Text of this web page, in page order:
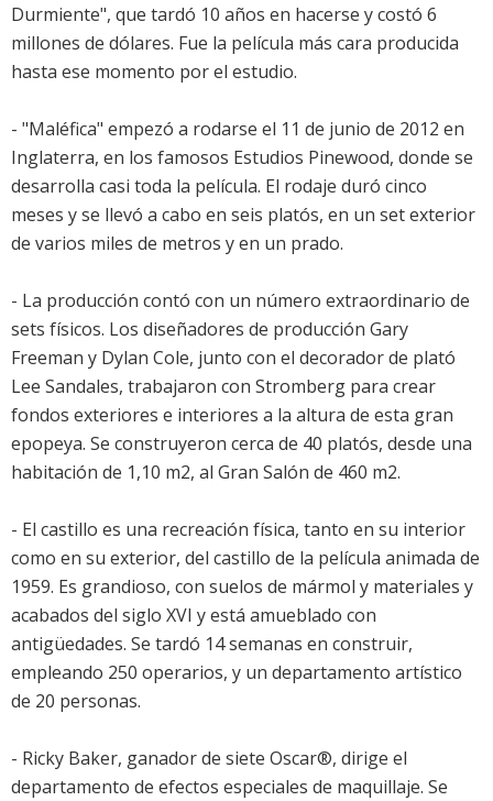
Durmiente", que tardó 10 años en hacerse y costó 6
millones de dólares. Fue la película más cara producida
hasta ese momento por el estudio.
- "Maléfica" empezó a rodarse el 11 de junio de 2012 en
Inglaterra, en los famosos Estudios Pinewood, donde se
desarrolla casi toda la película. El rodaje duró cinco
meses y se llevó a cabo en seis platós, en un set exterior
de varios miles de metros y en un prado.
- La producción contó con un número extraordinario de
sets físicos. Los diseñadores de producción Gary
Freeman y Dylan Cole, junto con el decorador de plató
Lee Sandales, trabajaron con Stromberg para crear
fondos exteriores e interiores a la altura de esta gran
epopeya. Se construyeron cerca de 40 platós, desde una
habitación de 1,10 m2, al Gran Salón de 460 m2.
- El castillo es una recreación física, tanto en su interior
como en su exterior, del castillo de la película animada de
1959. Es grandioso, con suelos de mármol y materiales y
acabados del siglo XVI y está amueblado con
antigüedades. Se tardó 14 semanas en construir,
empleando 250 operarios, y un departamento artístico
de 20 personas.
- Ricky Baker, ganador de siete Oscar®, dirige el
departamento de efectos especiales de maquillaje. Se